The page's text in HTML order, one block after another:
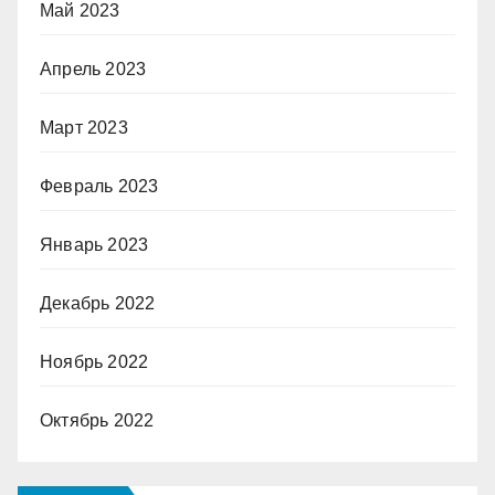
Май 2023
Апрель 2023
Март 2023
Февраль 2023
Январь 2023
Декабрь 2022
Ноябрь 2022
Октябрь 2022